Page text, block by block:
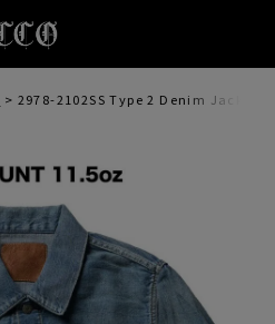
2978-2102SS Type 2 Denim Jacket